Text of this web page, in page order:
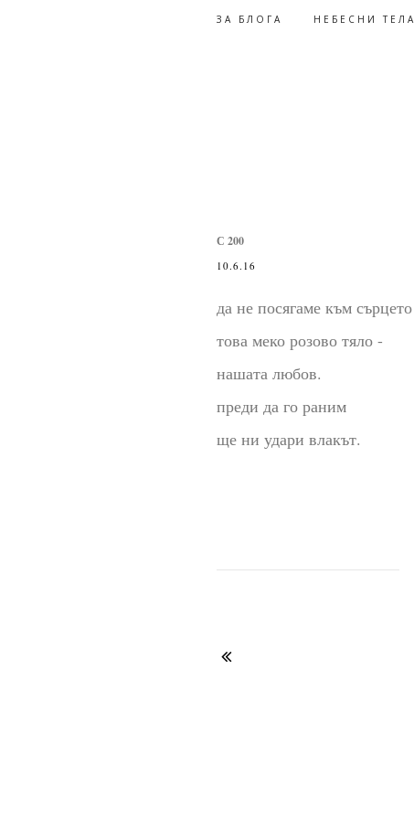
ЗА БЛОГА НЕБЕСНИ ТЕЛА
С 200
10.6.16
да не посягаме към
това меко розово тяло -
нашата любов.
преди да го раним
ще ни удари влакът.